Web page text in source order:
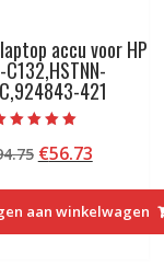
accu voor HP
C132,HSTNN-
421
5.00
van 5
was:
€94.75.
€56.73Huidige
is:
€56.73.
aan winkelwagen